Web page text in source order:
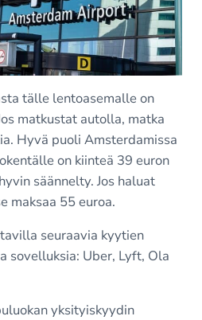
tälle lentoasemalle on
matkustat autolla, matka
Hyvä puoli Amsterdamissa
on kiinteä 39 euron
säännelty. Jos haluat
maksaa 55 euroa.
seuraavia kyytien
sovelluksia: Uber, Lyft, Ola
yksityiskyydin